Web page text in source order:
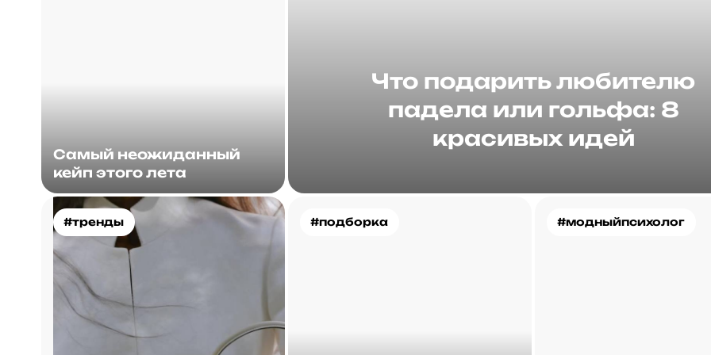
Что подарить любителю
падела или гольфа: 8
красивых идей
Самый неожиданный
кейп этого лета
#тренды #подборка #модныйпсихолог